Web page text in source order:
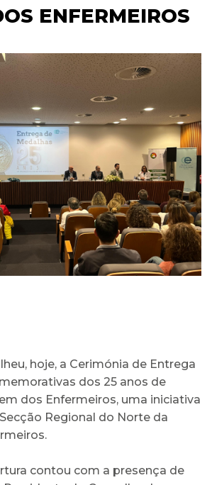
ENFERMEIROS
hoje, a Cerimónia de Entrega
dos 25 anos de
dos Enfermeiros, uma iniciativa
Regional do Norte da
contou com a presença de